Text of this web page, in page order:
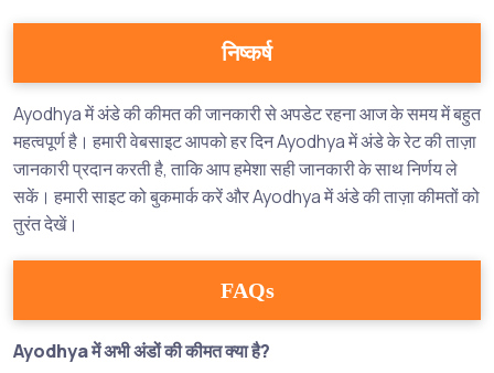
निष्कर्ष
Ayodhya में अंडे की कीमत की जानकारी से अपडेट रहना आज के समय में बहुत
महत्वपूर्ण है। हमारी वेबसाइट आपको हर दिन Ayodhya में अंडे के रेट की ताज़ा
जानकारी प्रदान करती है, ताकि आप हमेशा सही जानकारी के साथ निर्णय ले
सकें। हमारी साइट को बुकमार्क करें और Ayodhya में अंडे की ताज़ा कीमतों को
तुरंत देखें।
FAQs
Ayodhya में अभी अंडों की कीमत क्या है?